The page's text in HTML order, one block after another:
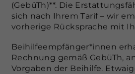
(GebüTh)**. Die
sich nach Ihrem Tarif – wir
vorherige Rücksprache mit
Beihilfeempfänger*innen
Rechnung gemäß GebüTh,
Vorgaben der Beihilfe.